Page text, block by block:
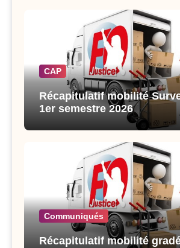
CAP
Récapitulatif mobilité
1er semestre 2026
Communiqués
Récapitulatif mobilité